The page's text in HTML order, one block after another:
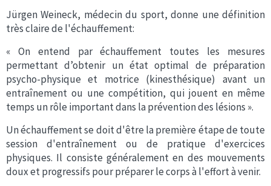
Jürgen Weineck, médecin du sport, donne une définition
très claire de l'échauffement:
« On entend par échauffement toutes les mesures
permettant d’obtenir un état optimal de préparation
psycho-physique et motrice (kinesthésique) avant un
entraînement ou une compétition, qui jouent en même
temps un rôle important dans la prévention des lésions ».
Un échauffement se doit d'être la première étape de toute
session d'entraînement ou de pratique d'exercices
physiques. Il consiste généralement en des mouvements
doux et progressifs pour préparer le corps à l'effort à venir.